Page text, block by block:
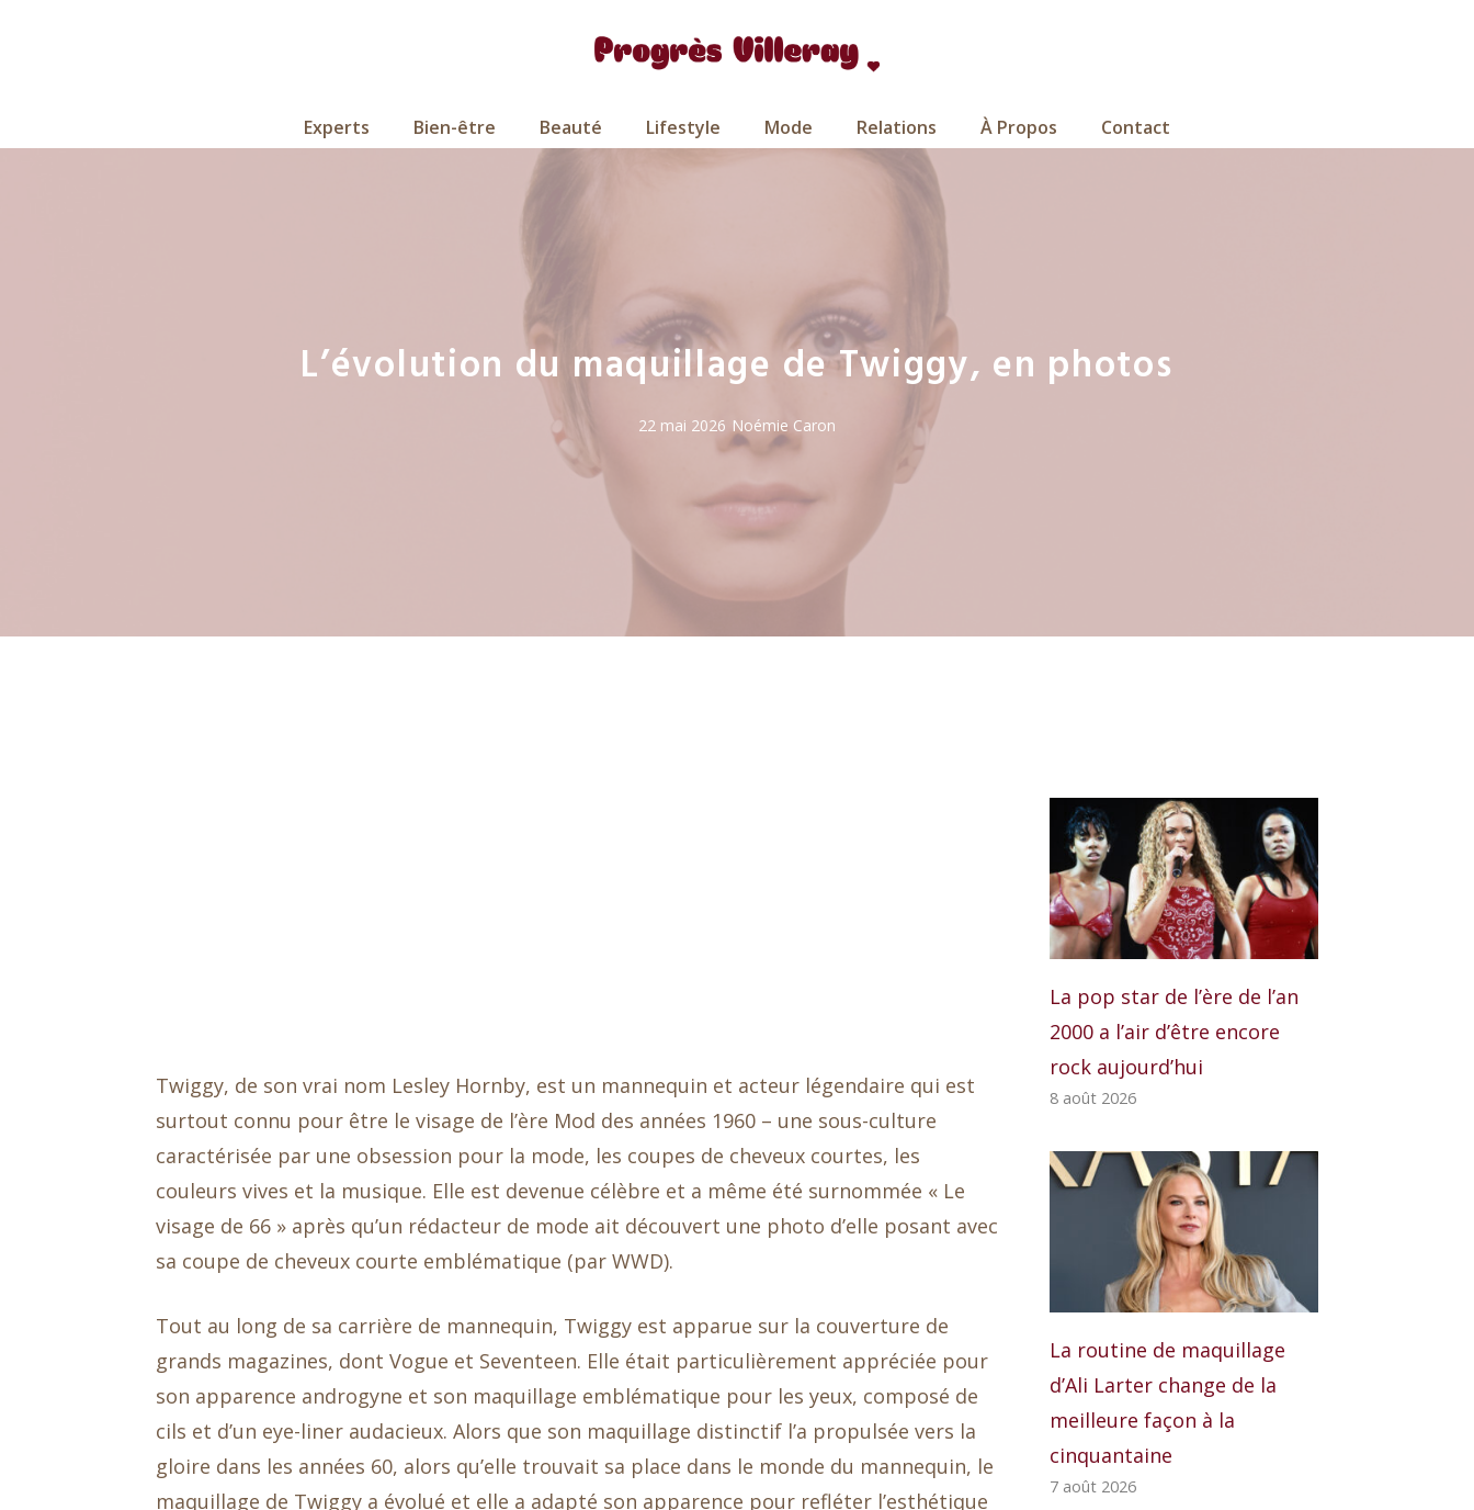
Experts Bien-être Beauté Lifestyle Mode Relations À Propos Contact
L’évolution du maquillage de Twiggy, en photos
22 mai 2026 Noémie Caron
Twiggy, de son vrai nom Lesley Hornby, est un mannequin et acteur légendaire qui est
surtout connu pour être le visage de l’ère Mod des années 1960 – une sous-culture
caractérisée par une obsession pour la mode, les coupes de cheveux courtes, les
couleurs vives et la musique. Elle est devenue célèbre et a même été surnommée « Le
visage de 66 » après qu’un rédacteur de mode ait découvert une photo d’elle posant avec
sa coupe de cheveux courte emblématique (par WWD).
Tout au long de sa carrière de mannequin, Twiggy est apparue sur la couverture de
grands magazines, dont Vogue et Seventeen. Elle était particulièrement appréciée pour
son apparence androgyne et son maquillage emblématique pour les yeux, composé de
cils et d’un eye-liner audacieux. Alors que son maquillage distinctif l’a propulsée vers la
gloire dans les années 60, alors qu’elle trouvait sa place dans le monde du mannequin, le
maquillage de Twiggy a évolué et elle a adapté son apparence pour refléter l’esthétique
La pop star de l’ère de l’an
2000 a l’air d’être encore
rock aujourd’hui
8 août 2026
La routine de maquillage
d’Ali Larter change de la
meilleure façon à la
cinquantaine
7 août 2026